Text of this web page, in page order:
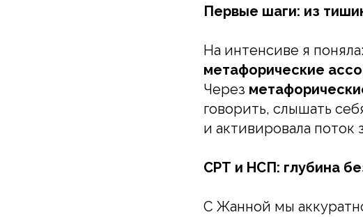
Первые шаги: из
На интенсиве я
метафорические
Через
говорить, слышать
и активировала поток
СРТ и НСП: глубина
С Жанной мы